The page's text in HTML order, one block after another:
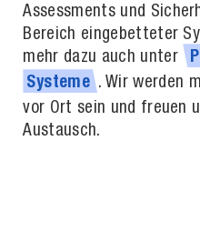
Assessments und
Bereich eingebetteter
mehr dazu auch unter
Systeme . Wir werden
vor Ort sein und freuen
Austausch.